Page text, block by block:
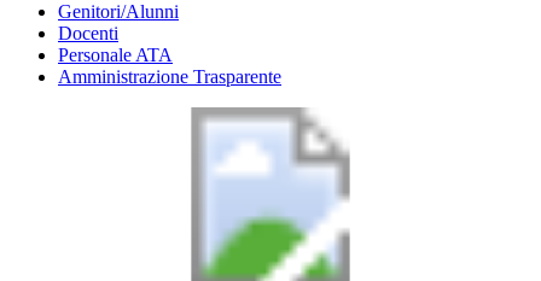
Genitori/Alunni
Docenti
Personale ATA
Amministrazione Trasparente